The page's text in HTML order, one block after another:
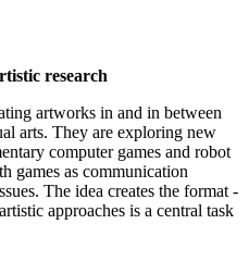
research
artworks in and in between
arts. They are exploring new
computer games and robot
games as communication
The idea creates the format -
approaches is a central task